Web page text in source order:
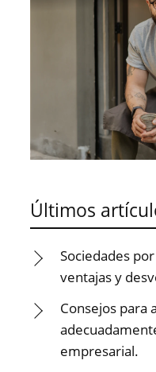
Últimos
Sociedades
ventajas y
Consejos para
empresarial.